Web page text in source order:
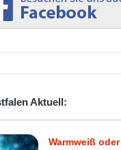
Aktuell:
Warmweiß oder